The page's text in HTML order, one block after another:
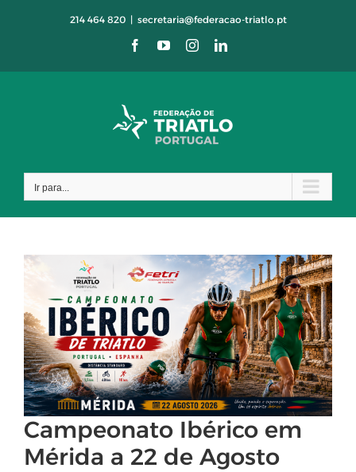
214 464 820 | secretaria@federacao-triatlo.pt
FacebookYouTubeInstagramLinkedIn
Ir para...
Campeonato Ibérico em
Mérida a 22 de Agosto